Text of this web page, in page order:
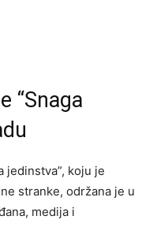
“Snaga
jedinstva”, koju je
stranke, održana je u
medija i